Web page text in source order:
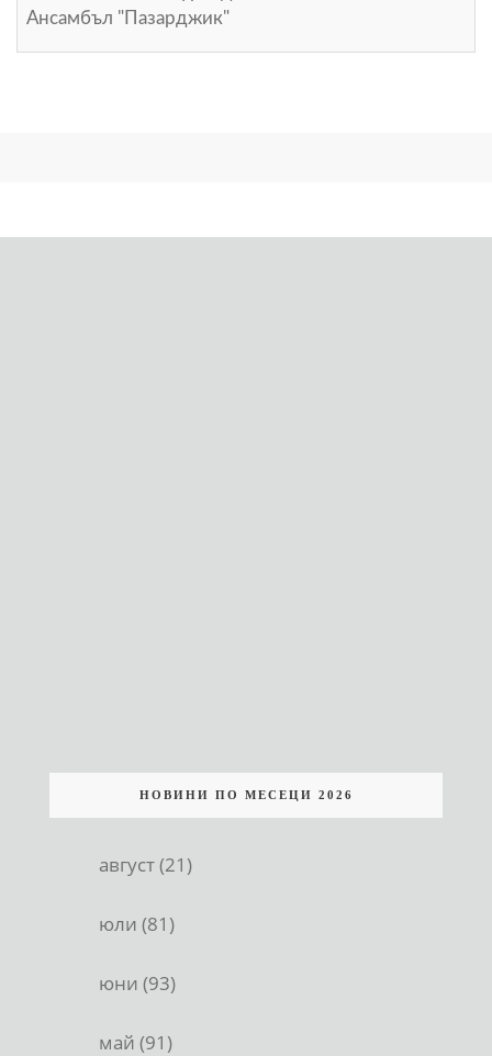
Ансамбъл "Пазарджик"
НОВИНИ ПО МЕСЕЦИ 2026
август (21)
юли (81)
юни (93)
май (91)